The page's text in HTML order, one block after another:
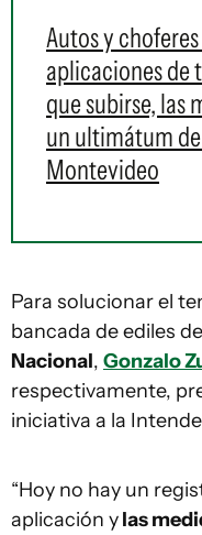
Autos y
aplicaciones de
que subirse, las
un ultimátum
Montevideo
Para solucionar el
bancada de ediles
Nacional, Gonzalo
respectivamente,
iniciativa a la
“Hoy no hay un
aplicación ylas